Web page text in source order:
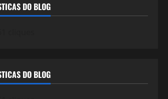
DO BLOG
DO BLOG